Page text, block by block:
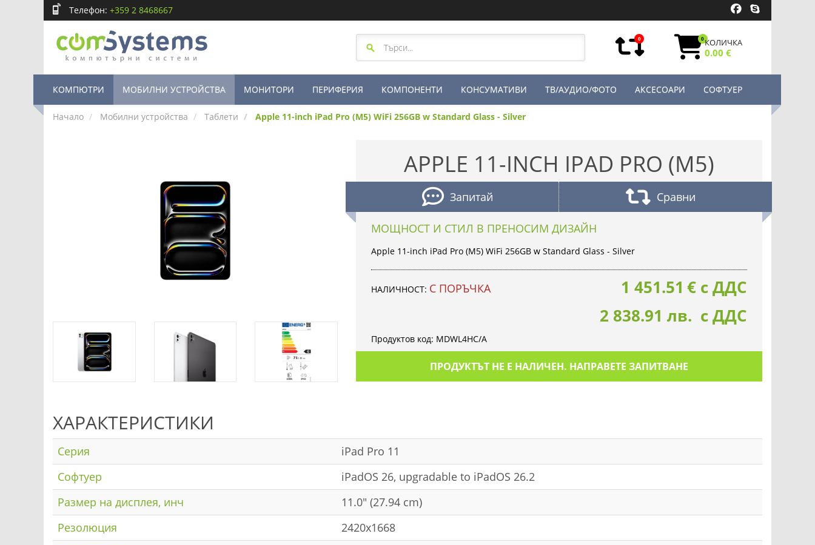
Телефон: +359 2 8468667
0 0КОЛИЧКА
0.00 €
КОМПЮТРИ МОБИЛНИ УСТРОЙСТВА МОНИТОРИ ПЕРИФЕРИЯ КОМПОНЕНТИ КОНСУМАТИВИ ТВ/АУДИО/ФОТО АКСЕСОАРИ СОФТУЕР
Начало Мобилни устройства Таблети Apple 11-inch iPad Pro (M5) WiFi 256GB w Standard Glass - Silver
APPLE 11-INCH IPAD PRO (M5)
Запитай Сравни
МОЩНОСТ И СТИЛ В ПРЕНОСИМ ДИЗАЙН
Apple 11-inch iPad Pro (M5) WiFi 256GB w Standard Glass - Silver
НАЛИЧНОСТ: С ПОРЪЧКА 1 451.51 € с ДДС
2 838.91 лв. с ДДС
Продуктов код: MDWL4HC/A
ПРОДУКТЪТ НЕ Е НАЛИЧЕН. НАПРАВЕТЕ ЗАПИТВАНЕ
ХАРАКТЕРИСТИКИ
Серия
iPad Pro 11
Софтуер
iPadOS 26, upgradable to iPadOS 26.2
Размер на дисплея, инч
11.0" (27.94 cm)
Резолюция
2420x1668